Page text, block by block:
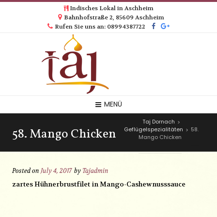
Indisches Lokal in Aschheim
Bahnhofstraße 2, 85609 Aschheim
Rufen Sie uns an: 08994387722
MENÜ
58. Mango Chicken
Taj Dornach >
Geflügelspezialitäten > 58.
Mango Chicken
Posted on July 4, 2017 by Tajadmin
zartes Hühnerbrustfilet in Mango-Cashewnusssauce